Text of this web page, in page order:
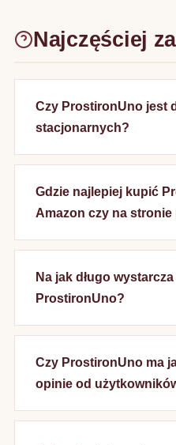
Najczęściej
Czy ProstironUno jest
stacjonarnych?
Gdzie najlepiej kupić
Amazon czy na
Na jak długo
ProstironUno?
Czy ProstironUno ma
opinie od